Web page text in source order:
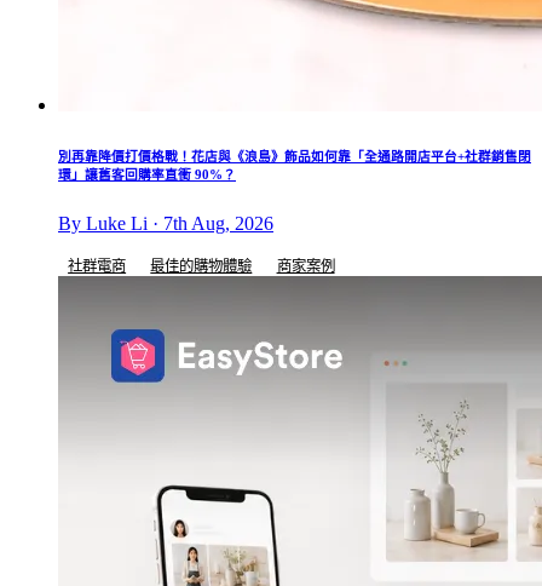
別再靠降價打價格戰！花店與《浪島》飾品如何靠「全通路開店平台+社群銷售閉
環」讓舊客回購率直衝 90%？
By Luke Li · 7th Aug, 2026
社群電商 最佳的購物體驗 商家案例